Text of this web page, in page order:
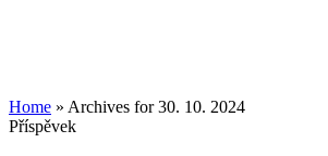
Home » Archives for 30. 10. 2024
Příspěvek